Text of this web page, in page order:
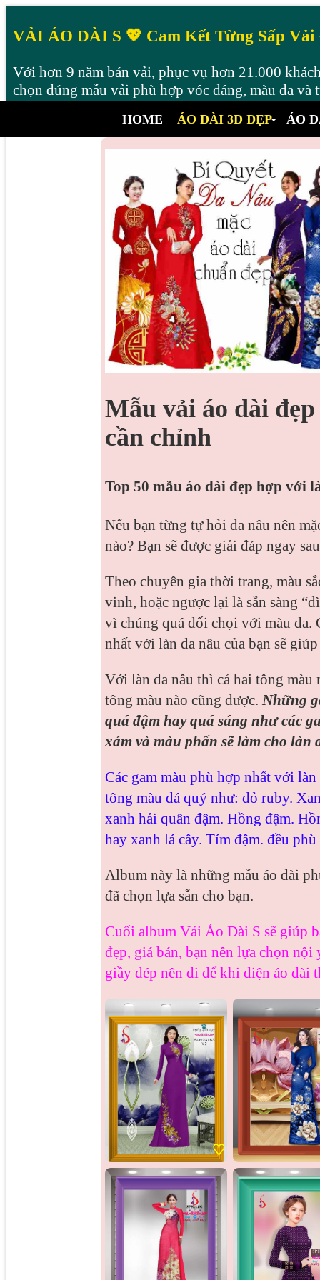
VẢI ÁO DÀI S 💖 Cam Kết Từng Sấp
Với hơn 9 năm bán vải, phục vụ hơn 21.000
chọn đúng mẫu vải phù hợp vóc dáng, màu da
HOME ÁO DÀI 3D ĐẸP ÁO
Mẫu vải áo dài
cần chỉnh
Top 50 mẫu áo dài đẹp hợp với
Nếu bạn từng tự hỏi da nâu nên
nào? Bạn sẽ được giải đáp ngay
Theo chuyên gia thời trang, màu
vinh, hoặc ngược lại là sẵn sàng
vì chúng quá đối chọi với màu da.
nhất với làn da nâu của bạn sẽ
Với làn da nâu thì cả hai tông màu
tông màu nào cũng được. Những
quá đậm hay quá sáng như các
xám và màu phấn sẽ làm cho làn
Các gam màu phù hợp nhất với làn
tông màu đá quý như: đỏ ruby.
xanh hải quân đậm. Hồng đậm.
hay xanh lá cây. Tím đậm. đều
Album này là những mẫu áo dài
đã chọn lựa sẵn cho bạn.
Cuối album Vải Áo Dài S sẽ giúp
đẹp, giá bán, bạn nên lựa chọn nội
giầy dép nên đi để khi diện áo dài
♡